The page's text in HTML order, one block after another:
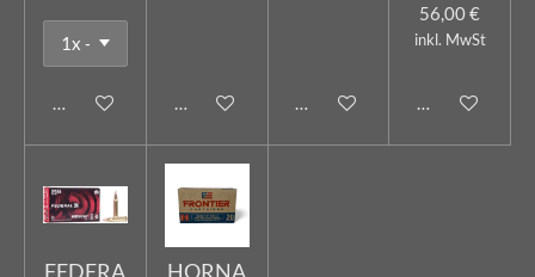
In den WarenkorbIn den WarenkorbIn den Warenkorb
56,00 €
inkl. MwSt
In den
FEDERA
HORNA